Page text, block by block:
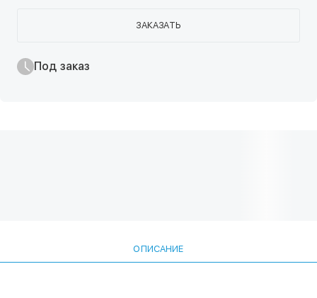
ЗАКАЗАТЬ
Под заказ
ОПИСАНИЕ